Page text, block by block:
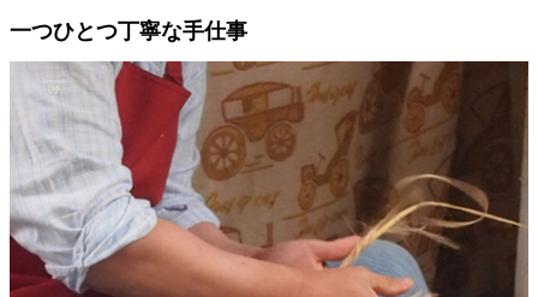
一つひとつ丁寧な手仕事